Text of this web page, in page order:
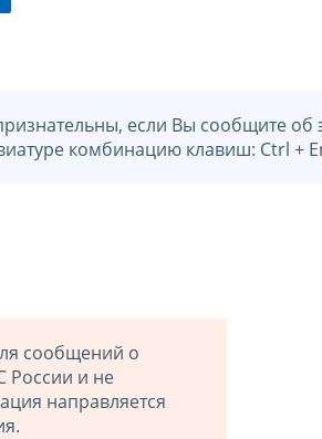
если Вы сообщите об
комбинацию клавиш: Ctrl +
сообщений о
России и не
направляется